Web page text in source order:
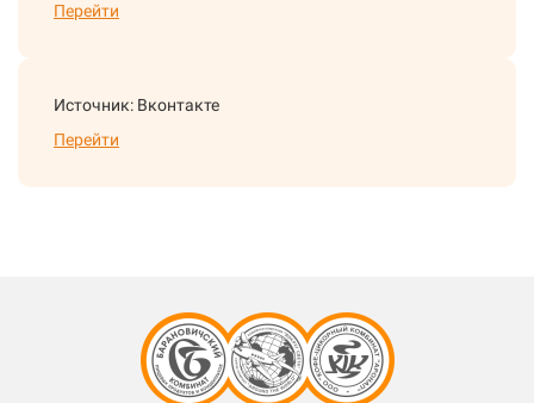
Перейти
Источник: Вконтакте
Перейти